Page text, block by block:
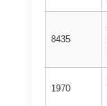
8435
1970